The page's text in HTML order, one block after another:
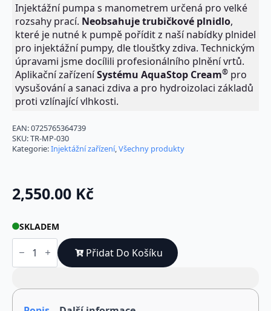
Injektážní pumpa s manometrem určená pro velké
rozsahy prací. Neobsahuje trubičkové plnidlo,
které je nutné k pumpě pořídit z naší nabídky plnidel
pro injektážní pumpy, dle tloušťky zdiva. Technickým
úpravami jsme docílili profesionálního plnění vrtů.
Aplikační zařízeníSystému AquaStop Cream® pro
vysušování a sanaci zdiva a pro hydroizolaci základů
proti vzlínající vlhkosti.
EAN:0725765364739
SKU:TR-MP-030
Kategorie:Injektážní zařízení,Všechny produkty
2,550.00 Kč
SKLADEM
Set
Injektážní
(16
s
manometrem
Přidat Do Košíku